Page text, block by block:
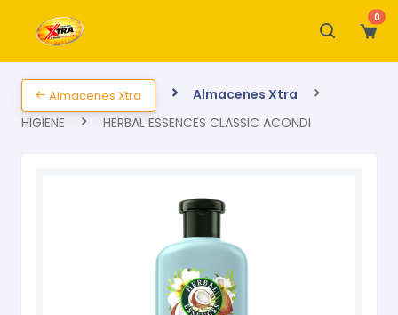
0
Almacenes Xtra
Almacenes Xtra
HIGIENE
HERBAL ESSENCES CLASSIC ACONDI